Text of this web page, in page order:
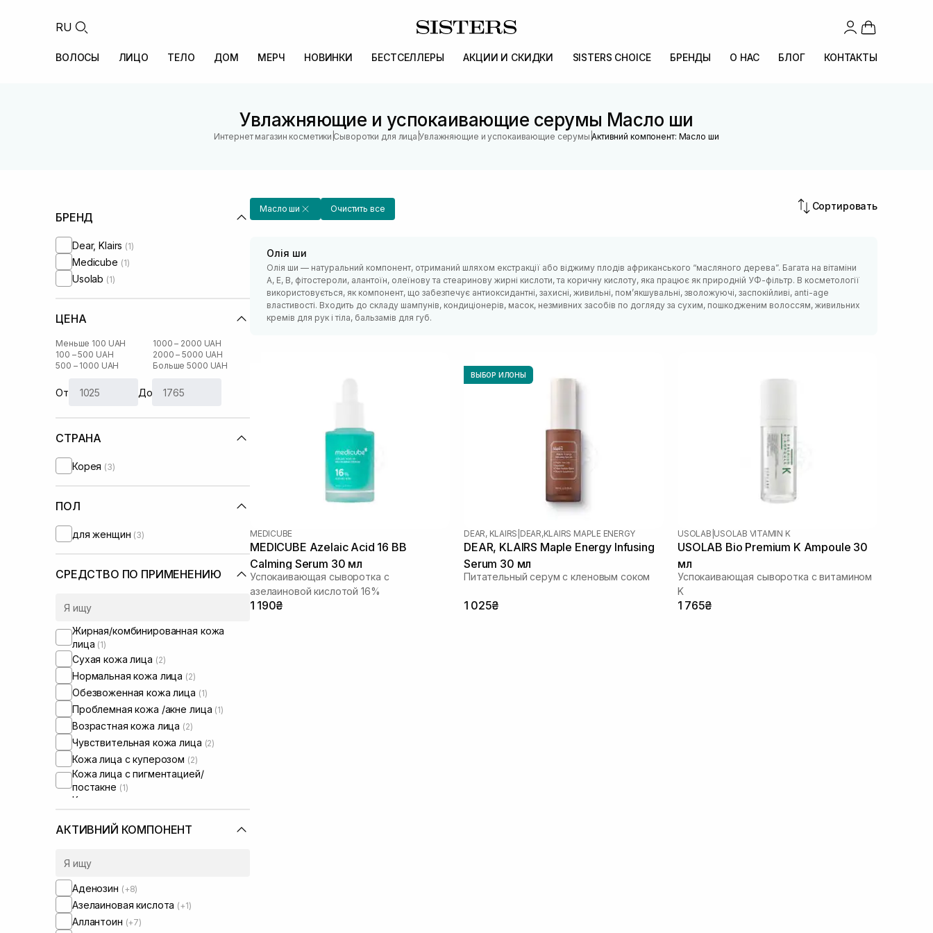
RU
ВОЛОСЫ ЛИЦО ТЕЛО ДОМ МЕРЧ НОВИНКИ БЕСТСЕЛЛЕРЫ АКЦИИ И СКИДКИ SISTERS CHOICE БРЕНДЫ О НАС БЛОГ КОНТАКТЫ
Увлажняющие и успокаивающие серумы Масло ши
Интернет магазин косметики |Сыворотки для лица |Увлажняющие и успокаивающие серумы |Активний компонент: Масло ши
БРЕНД
Dear, Klairs (1)
Medicube (1)
Usolab (1)
ЦЕНА
Меньше 100 UAH
100 – 500 UAH
500 – 1000 UAH
1000 – 2000 UAH
2000 – 5000 UAH
Больше 5000 UAH
От До
СТРАНА
Корея (3)
ПОЛ
для женщин (3)
СРЕДСТВО ПО ПРИМЕНЕНИЮ
Жирная/комбинированная кожа
лица (1)
Сухая кожа лица (2)
Нормальная кожа лица (2)
Обезвоженная кожа лица (1)
Проблемная кожа /акне лица (1)
Возрастная кожа лица (2)
Чувствительная кожа лица (2)
Кожа лица с куперозом (2)
Кожа лица с пигментацией/
постакне (1)
Кожа лица с расширенными порами
Кожа лица с нарушенным
микробиомом
АКТИВНИЙ КОМПОНЕНТ
Аденозин (+8)
Азелаиновая кислота (+1)
Аллантоин (+7)
Масло ши Очистить все Сортировать
Олія ши
Олія ши — натуральний компонент, отриманий шляхом екстракції або віджиму плодів африканського “масляного дерева”. Багата на вітаміни
А, Е, В, фітостероли, алантоїн, олеїнову та стеаринову жирні кислоти, та коричну кислоту, яка працює як природній УФ-фільтр. В косметології
використовується, як компонент, що забезпечує антиоксидантні, захисні, живильні, пом’якшувальні, зволожуючі, заспокійливі, anti-age
властивості. Входить до складу шампунів, кондиціонерів, масок, незмивних засобів по догляду за сухим, пошкодженим волоссям, живильних
кремів для рук і тіла, бальзамів для губ.
MEDICUBE
MEDICUBE Azelaic Acid 16 BB
Calming Serum 30 мл
Успокаивающая сыворотка с
азелаиновой кислотой 16%
1 190₴
ВЫБОР ИЛОНЫ
DEAR, KLAIRS DEAR,KLAIRS MAPLE ENERGY
DEAR, KLAIRS Maple Energy Infusing
Serum 30 мл
Питательный серум с кленовым соком
1 025₴
USOLAB USOLAB VITAMIN K
USOLAB Bio Premium K Ampoule 30
мл
Успокаивающая сыворотка с витамином
K
1 765₴